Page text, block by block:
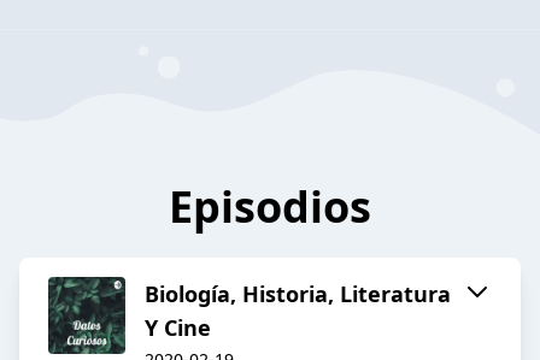
Episodios
Biología, Historia, Literatura
Y Cine